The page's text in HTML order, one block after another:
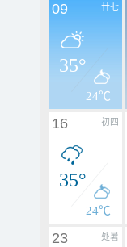
廿七
09
35°
24℃
初四
16
35°
24℃
处暑
23